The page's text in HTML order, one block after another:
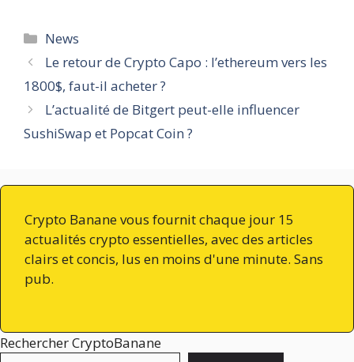
Catégories
News
Le retour de Crypto Capo : l’ethereum vers les
1800$, faut-il acheter ?
L’actualité de Bitgert peut-elle influencer
SushiSwap et Popcat Coin ?
Crypto Banane vous fournit chaque jour 15
actualités crypto essentielles, avec des articles
clairs et concis, lus en moins d'une minute. Sans
pub.
Rechercher CryptoBanane